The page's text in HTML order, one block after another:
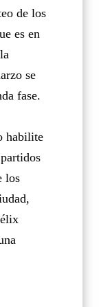
de los
es en
se
fase.
habilite
los